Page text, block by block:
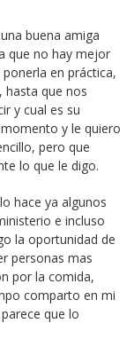
buena amiga
que no hay mejor
en práctica,
hasta que nos
y cual es su
y le quiero
pero que
lo que le digo.
hace ya algunos
e incluso
la oportunidad de
personas mas
por la comida,
comparto en mi
que lo